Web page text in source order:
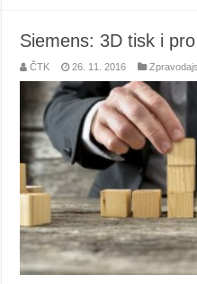
Siemens: 3D tisk i
ČTK 26. 11. 2016